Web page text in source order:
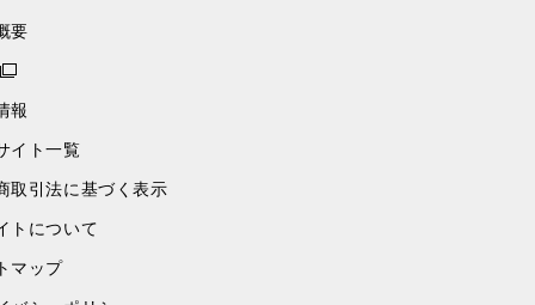
要
報
イト一覧
取引法に基づく表示
トについて
マップ